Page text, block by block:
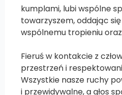
kumplami, lubi wspólne
towarzyszem, oddając
wspólnemu tropieniu
Fieruś w kontakcie z
przestrzeń i
Wszystkie nasze ruchy
i przewidywalne, a głos